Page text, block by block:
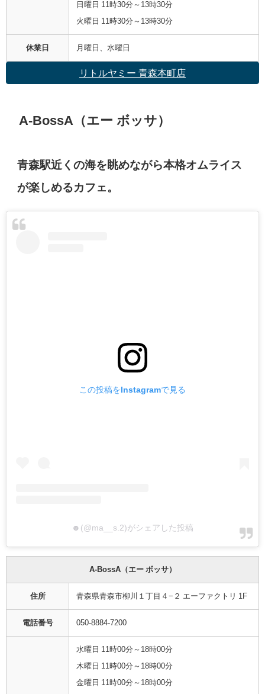
日曜日 11時30分～13時30分
火曜日 11時30分～13時30分
休業日 月曜日、水曜日
リトルヤミー 青森本町店
A-BossA（エー ボッサ）
青森駅近くの海を眺めながら本格オムライス
が楽しめるカフェ。
この投稿をInstagramで見る
☻︎(@ma__s.2)がシェアした投稿
A-BossA（エー ボッサ）
住所 青森県青森市柳川１丁目４−２ エーファクトリ 1F
電話番号 050-8884-7200
水曜日 11時00分～18時00分
木曜日 11時00分～18時00分
金曜日 11時00分～18時00分